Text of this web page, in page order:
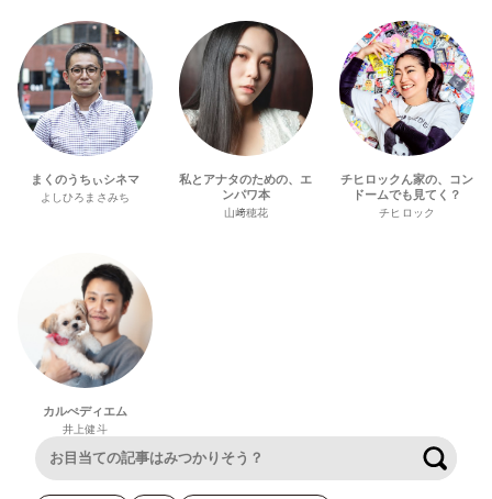
まくのうちぃシネマ
よしひろまさみち
私とアナタのための、エ
ンパワ本
山﨑穂花
チヒロックん家の、コン
ドームでも見てく？
チヒロック
カルぺディエム
井上健斗